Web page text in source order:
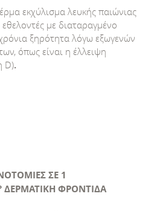
εκχύλισμα λευκής παιώνιας
εθελοντές με διαταραγμένο
ξηρότητα λόγω εξωγενών
όπως είναι η έλλειψη
D).
ΣΕ 1
ΦΡΟΝΤΙΔΑ